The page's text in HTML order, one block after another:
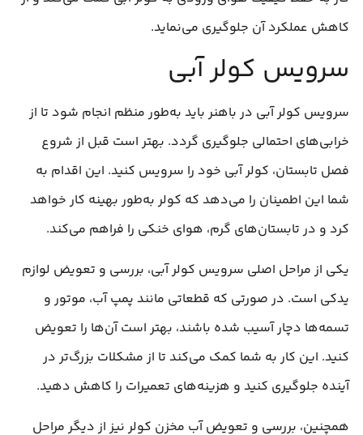
کاهش عملکرد آن جلوگیری می‌نماید.
سرویس کولر آبی
سرویس کولر آبی در باهنر باید به‌طور منظم انجام شود تا از
خرابی‌های احتمالی جلوگیری گردد. بهتر است قبل از شروع
فصل تابستان، کولر آبی خود را سرویس کنید. این اقدام به
شما این اطمینان را می‌دهد که کولر به‌طور بهینه کار خواهد
کرد و در تابستان‌های گرم، هوای خنکی را فراهم می‌کند.
یکی از مراحل اصلی سرویس کولر آبی، بررسی و تعویض لوازم
یدکی است. در صورتی که قطعاتی مانند پمپ آب، موتور و
تسمه‌ها دچار آسیب شده باشند، بهتر است آن‌ها را تعویض
کنید. این کار به شما کمک می‌کند تا از مشکلات بزرگ‌تر در
آینده جلوگیری کنید و هزینه‌های تعمیرات را کاهش دهید.
همچنین، بررسی و تعویض آب مخزن کولر نیز از دیگر مراحل